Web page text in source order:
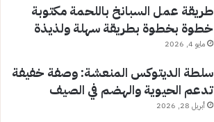
طريقة عمل السبانخ باللحمة مكتوبة
خطوة بخطوة بطريقة سهلة ولذيذة
مايو 4, 2026
سلطة الديتوكس المنعشة: وصفة خفيفة
تدعم الحيوية والهضم في الصيف
أبريل 28, 2026